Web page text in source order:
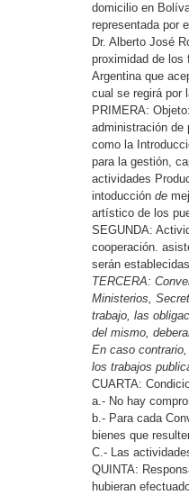
domicilio en
representada por
Dr. Alberto José
proximidad de los
Argentina que
cual se regirá por
PRIMERA:
administración de
como la
para la gestión,
actividades
intoducción de
artístico de los
SEGUNDA:
cooperación.
serán
TERCERA:
Ministerios,
trabajo, las
del mismo,
En caso contrari
los trabajos
CUARTA:
a.- No hay
b.- Para cada
bienes que
C.- Las
QUINTA:
hubieran